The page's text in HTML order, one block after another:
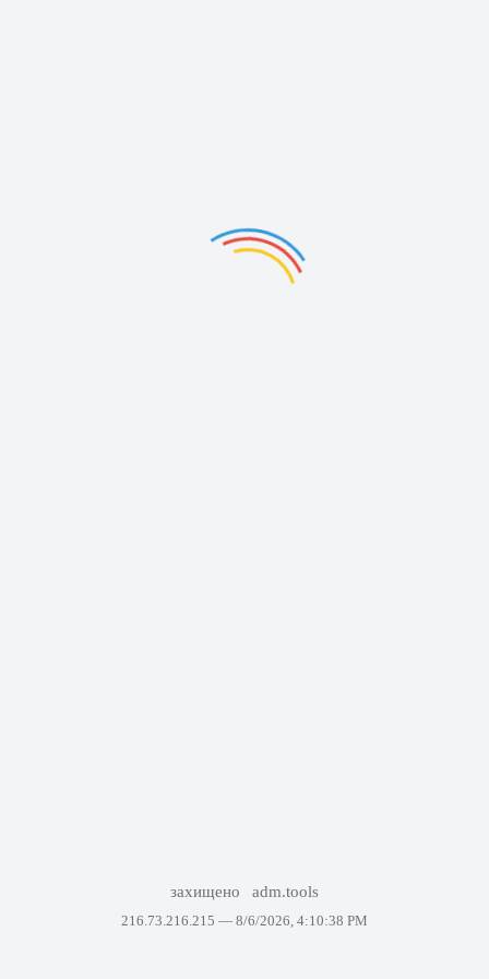
захищено adm.tools
216.73.216.215 — 8/6/2026, 4:10:38 PM